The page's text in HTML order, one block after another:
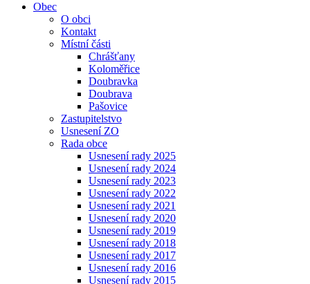
Obec
O obci
Kontakt
Místní části
Chrášťany
Koloměřice
Doubravka
Doubrava
Pašovice
Zastupitelstvo
Usnesení ZO
Rada obce
Usnesení rady 2025
Usnesení rady 2024
Usnesení rady 2023
Usnesení rady 2022
Usnesení rady 2021
Usnesení rady 2020
Usnesení rady 2019
Usnesení rady 2018
Usnesení rady 2017
Usnesení rady 2016
Usnesení rady 2015